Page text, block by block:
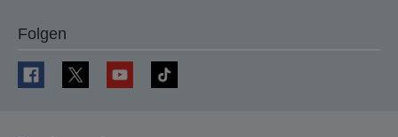
Folgen